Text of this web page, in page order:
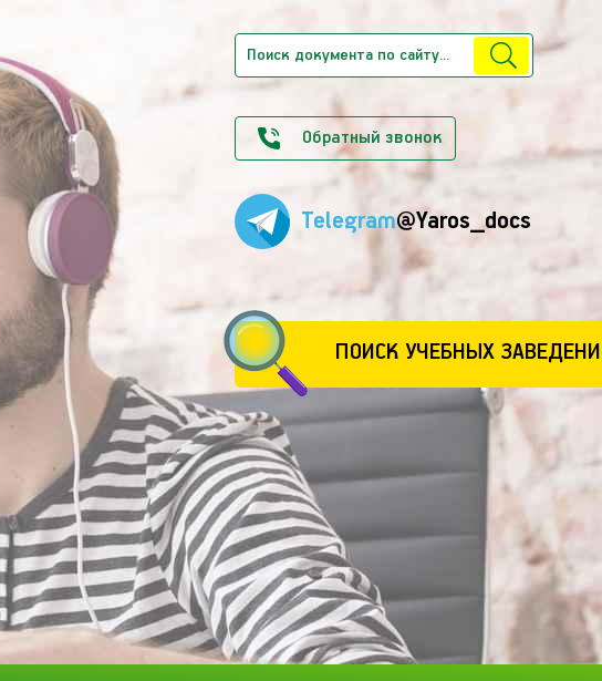
Обратный звонок
Telegram@Yaros_docs
ПОИСК УЧЕБНЫХ